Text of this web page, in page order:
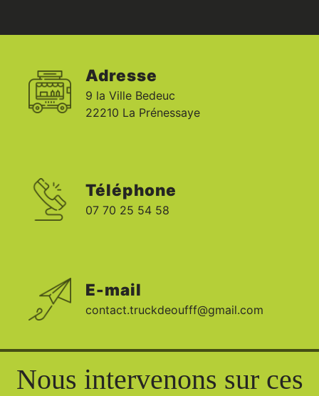
Adresse
9 la Ville Bedeuc
22210 La Prénessaye
Téléphone
07 70 25 54 58
E-mail
contact.truckdeoufff@gmail.com
Nous intervenons sur ces